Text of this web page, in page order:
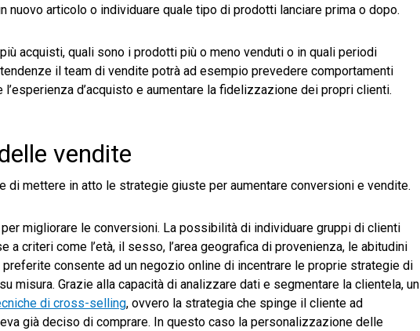
articolo o individuare quale tipo di prodotti lanciare prima o dopo.
acquisti, quali sono i prodotti più o meno venduti o in quali periodi
il team di vendite potrà ad esempio prevedere comportamenti
d’acquisto e aumentare la fidelizzazione dei propri clienti.
vendite
di mettere in atto le strategie giuste per aumentare conversioni e vendite.
migliorare le conversioni. La possibilità di individuare gruppi di clienti
criteri come l’età, il sesso, l’area geografica di provenienza, le abitudini
consente ad un negozio online di incentrare le proprie strategie di
misura. Grazie alla capacità di analizzare dati e segmentare la clientela, un
di cross-selling, ovvero la strategia che spinge il cliente ad
già deciso di comprare. In questo caso la personalizzazione delle